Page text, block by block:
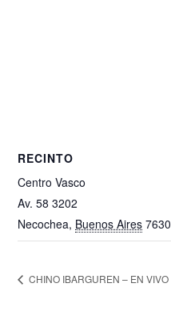
RECINTO
Centro Vasco
Av. 58 3202
Necochea, Buenos Aires 7630
CHINO IBARGUREN – EN VIVO